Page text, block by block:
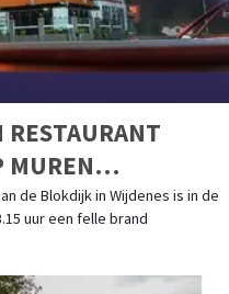
MUREN
de Blokdijk in Wijdenes is in de
uur een felle brand